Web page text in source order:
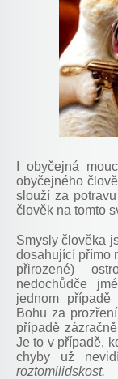
I obyčejná
obyčejného
slouží za
člověk na tomto
Smysly člověka
dosahující přímo
přirozené)
nedochůdče
jednom případě
Bohu za
případě
Je to v případě,
chyby už
roztomilidskost.